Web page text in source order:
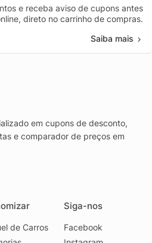
e receba aviso de cupons antes
direto no carrinho de compras.
Saiba mais
em cupons de desconto,
e comparador de preços em
de Carros
Siga-nos
Facebook